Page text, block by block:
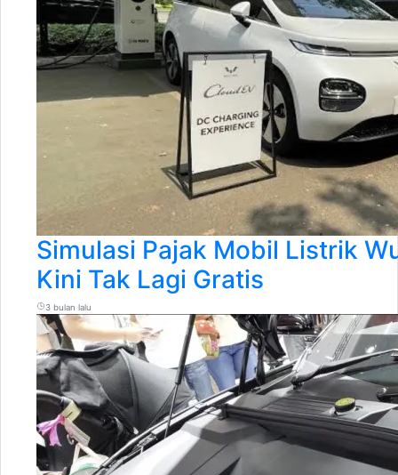
Simulasi Pajak Mobil Listrik
Kini Tak Lagi Gratis
3 bulan lalu